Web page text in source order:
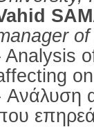
Analysis
Ανάλυση